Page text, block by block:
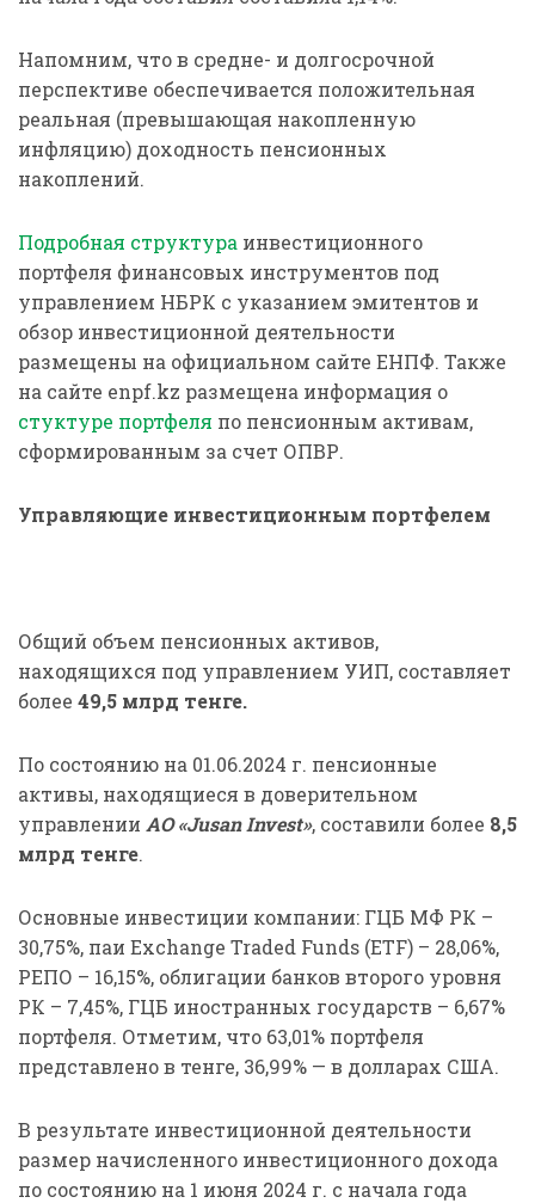
Напомним, что в средне- и долгосрочной
перспективе обеспечивается положительная
реальная (превышающая накопленную
инфляцию) доходность пенсионных
накоплений.
Подробная структура инвестиционного
портфеля финансовых инструментов под
управлением НБРК с указанием эмитентов и
обзор инвестиционной деятельности
размещены на официальном сайте ЕНПФ. Также
на сайте enpf.kz размещена информация о
стуктуре портфеля по пенсионным активам,
сформированным за счет ОПВР.
Управляющие инвестиционным портфелем
Общий объем пенсионных активов,
находящихся под управлением УИП, составляет
более 49,5 млрд тенге.
По состоянию на 01.06.2024 г. пенсионные
активы, находящиеся в доверительном
управлении АО «Jusan Invest», составили более 8,5
млрд тенге.
Основные инвестиции компании: ГЦБ МФ РК –
30,75%, паи Exchange Traded Funds (ETF) – 28,06%,
РЕПО – 16,15%, облигации банков второго уровня
РК – 7,45%, ГЦБ иностранных государств – 6,67%
портфеля. Отметим, что 63,01% портфеля
представлено в тенге, 36,99% — в долларах США.
В результате инвестиционной деятельности
размер начисленного инвестиционного дохода
по состоянию на 1 июня 2024 г. с начала года